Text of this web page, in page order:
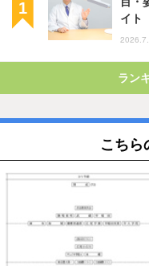
イト
ラン
こちら